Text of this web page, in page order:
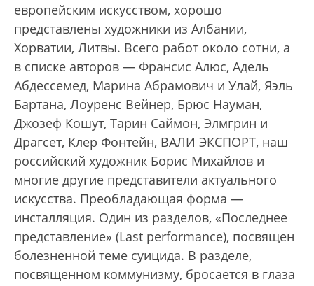
европейским искусством, хорошо
представлены художники из Албании,
Хорватии, Литвы. Всего работ около сотни, а
в списке авторов — Франсис Алюс, Адель
Абдессемед, Марина Абрамович и Улай, Яэль
Бартана, Лоуренс Вейнер, Брюс Науман,
Джозеф Кошут, Тарин Саймон, Элмгрин и
Драгсет, Клер Фонтейн, ВАЛИ ЭКСПОРТ, наш
российский художник Борис Михайлов и
многие другие представители актуального
искусства. Преобладающая форма —
инсталляция. Один из разделов, «Последнее
представление» (Last performance), посвящен
болезненной теме суицида. В разделе,
посвященном коммунизму, бросается в глаза